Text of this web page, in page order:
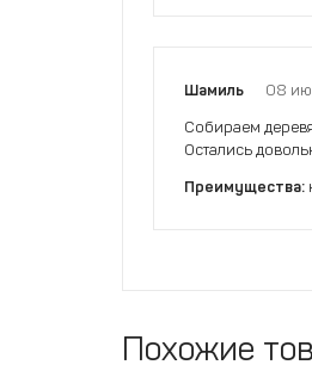
Шамиль 08
Собираем
Остались
Преимущества:
Похожие